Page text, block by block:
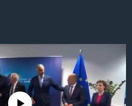
АРХИВА
currently available